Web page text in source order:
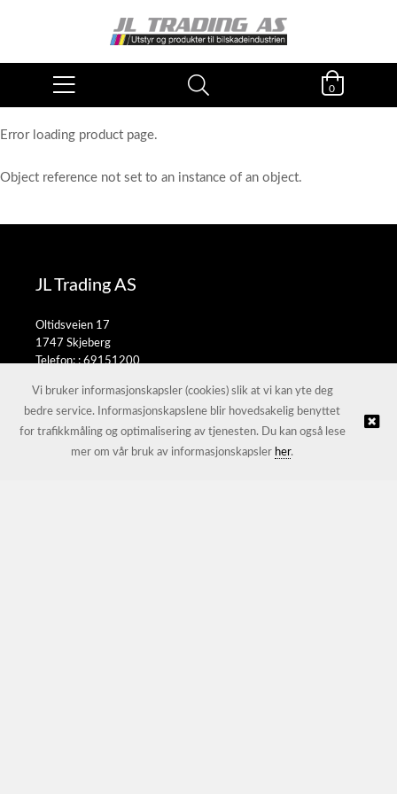
0
Error loading product page.
Object reference not set to an instance of an object.
JL Trading AS
Oltidsveien 17
1747 Skjeberg
Telefon: :69151200
© JL Trading AS |Nettbutikk levert av Kréatif
Vi bruker informasjonskapsler (cookies) slik at vi kan yte deg
bedre service. Informasjonskapslene blir hovedsakelig benyttet
for trafikkmåling og optimalisering av tjenesten. Du kan også lese
mer om vår bruk av informasjonskapsler her.